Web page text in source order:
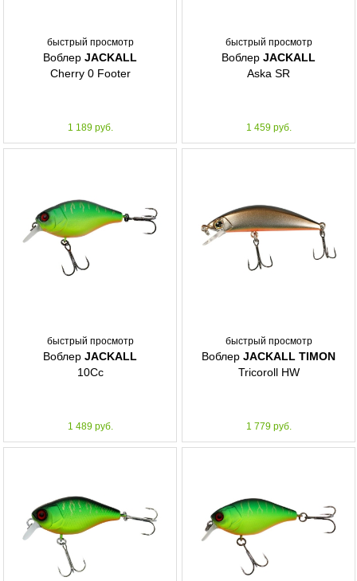
быстрый просмотр
Воблер JACKALL
Cherry 0 Footer
1 189 руб.
быстрый просмотр
Воблер JACKALL
Aska SR
1 459 руб.
быстрый просмотр
Воблер JACKALL
10Cc
1 489 руб.
быстрый просмотр
Воблер JACKALL TIMON
Tricoroll HW
1 779 руб.